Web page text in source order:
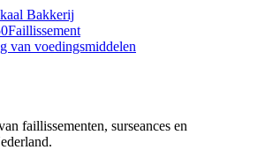
Bakkerij
Faillissement
van voedingsmiddelen
faillissementen, surseances en